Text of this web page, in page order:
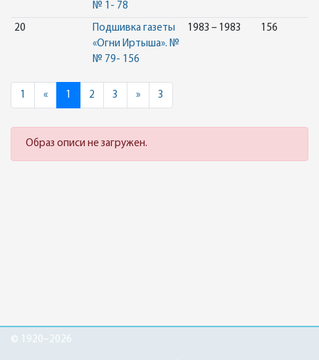
№ 1- 78
20
Подшивка газеты
«Огни Иртыша». №
№ 79- 156
1983 – 1983 156
1 «Previous
1 2 3 »Next3
Образ описи не загружен.
© 1920–2026